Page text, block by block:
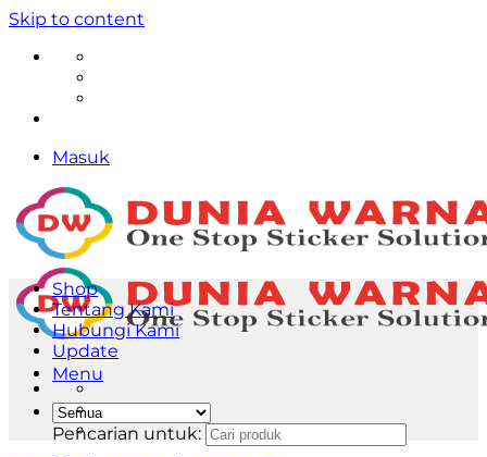
Skip to content
Masuk
Menu
Pencarian untuk:
Shop
Tentang Kami
Hubungi Kami
Update